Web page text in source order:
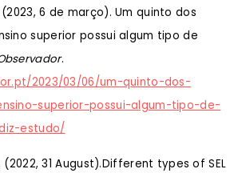
6 de março). Um quinto dos
superior possui algum tipo de
.
2023/03/06/um-quinto-dos-
superior-possui-algum-tipo-de-
estudo/
(2022, 31 August).Different types of SEL